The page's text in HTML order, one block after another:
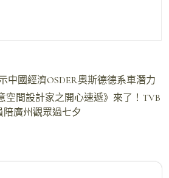
中國經濟OSDER奧斯德德系車潛力
空間設計家之開心速遞》來了！TVB
陪廣州觀眾過七夕